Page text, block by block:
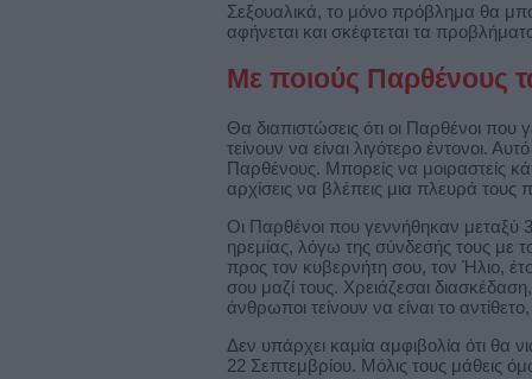
Σεξουαλικά, το μόνο πρόβλημα θα
αφήνεται και σκέφτεται τα
Με ποιούς Παρθένους
Θα διαπιστώσεις ότι οι Παρθένοι
τείνουν να είναι λιγότερο έντονοι.
Παρθένους. Μπορείς να μοιραστείς
αρχίσεις να βλέπεις μια πλευρά
Οι Παρθένοι που γεννήθηκαν μεταξύ
ηρεμίας, λόγω της σύνδεσής τους με
προς τον κυβερνήτη σου, τον Ήλιο,
σου μαζί τους. Χρειάζεσαι διασκέδαση,
άνθρωποι τείνουν να είναι το
Δεν υπάρχει καμία αμφιβολία ότι θα
22 Σεπτεμβρίου. Μόλις τους μάθεις